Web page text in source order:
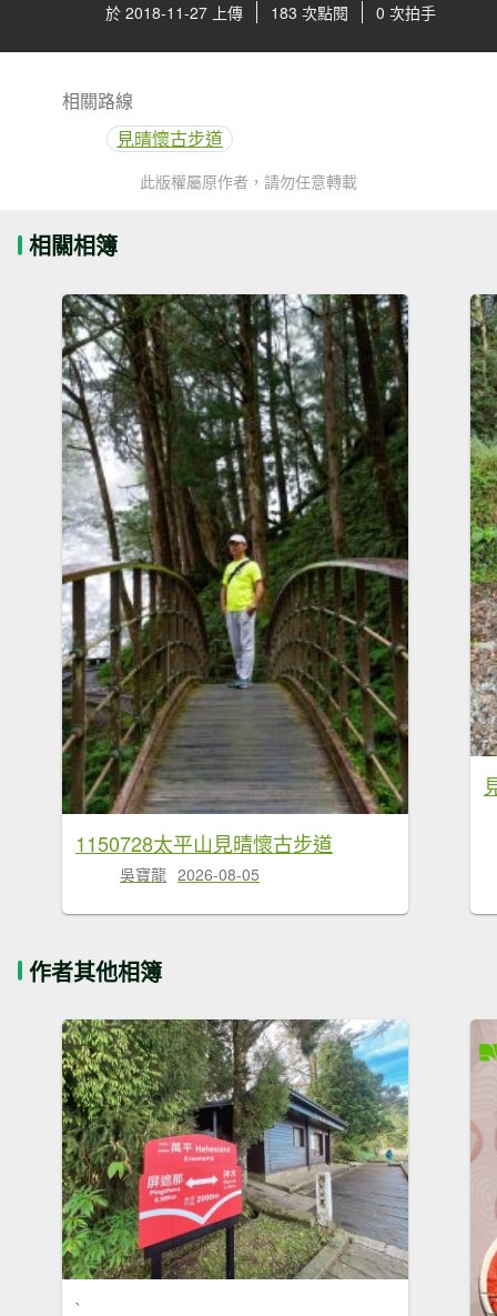
於 2018-11-27 上傳 183 次點閱 0 次拍手
相關路線
見晴懷古步道
此版權屬原作者，請勿任意轉載
相關相簿
1150728太平山見晴懷古步道
吳寶龍 2026-08-05
作者其他相簿
`